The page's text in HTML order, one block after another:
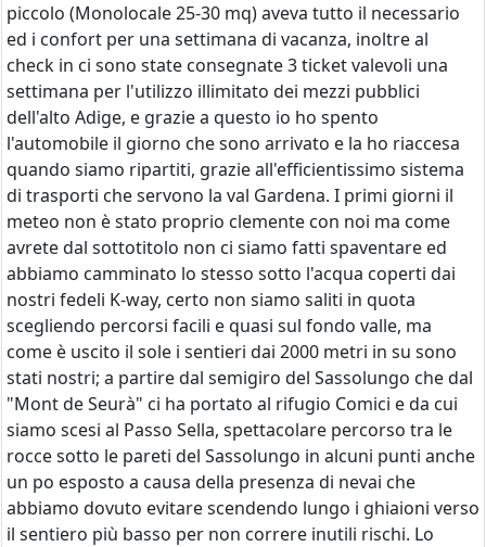
piccolo (Monolocale 25-30 mq) aveva tutto il necessario
ed i confort per una settimana di vacanza, inoltre al
check in ci sono state consegnate 3 ticket valevoli una
settimana per l'utilizzo illimitato dei mezzi pubblici
dell'alto Adige, e grazie a questo io ho spento
l'automobile il giorno che sono arrivato e la ho riaccesa
quando siamo ripartiti, grazie all'efficientissimo sistema
di trasporti che servono la val Gardena. I primi giorni il
meteo non è stato proprio clemente con noi ma come
avrete dal sottotitolo non ci siamo fatti spaventare ed
abbiamo camminato lo stesso sotto l'acqua coperti dai
nostri fedeli K-way, certo non siamo saliti in quota
scegliendo percorsi facili e quasi sul fondo valle, ma
come è uscito il sole i sentieri dai 2000 metri in su sono
stati nostri; a partire dal semigiro del Sassolungo che dal
"Mont de Seurà" ci ha portato al rifugio Comici e da cui
siamo scesi al Passo Sella, spettacolare percorso tra le
rocce sotto le pareti del Sassolungo in alcuni punti anche
un po esposto a causa della presenza di nevai che
abbiamo dovuto evitare scendendo lungo i ghiaioni verso
il sentiero più basso per non correre inutili rischi. Lo